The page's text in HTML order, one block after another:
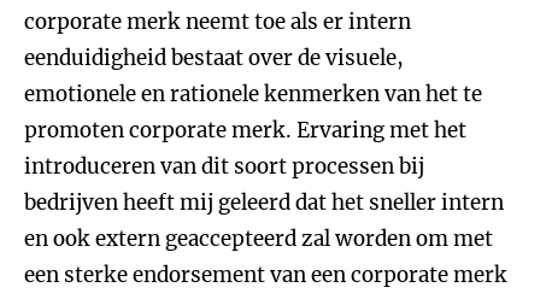
corporate merk neemt toe als er intern
eenduidigheid bestaat over de visuele,
emotionele en rationele kenmerken van het te
promoten corporate merk. Ervaring met het
introduceren van dit soort processen bij
bedrijven heeft mij geleerd dat het sneller intern
en ook extern geaccepteerd zal worden om met
een sterke endorsement van een corporate merk